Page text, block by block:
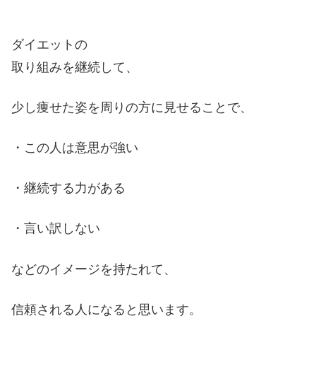
ダイエットの
取り組みを継続して、
少し痩せた姿を周りの方に見せることで、
・この人は意思が強い
・継続する力がある
・言い訳しない
などのイメージを持たれて、
信頼される人になると思います。